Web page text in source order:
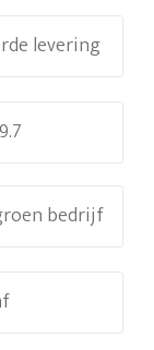
levering
bedrijf